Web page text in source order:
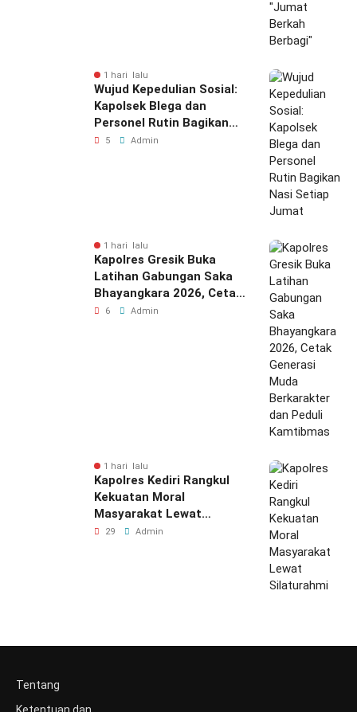
1 hari lalu
Wujud Kepedulian Sosial:
Kapolsek Blega dan
Personel Rutin Bagikan
Nasi Setiap Jumat
5 Admin
1 hari lalu
Kapolres Gresik Buka
Latihan Gabungan Saka
Bhayangkara 2026, Cetak
Generasi Muda
6 Admin
1 hari lalu
Kapolres Kediri Rangkul
Kekuatan Moral
Masyarakat Lewat
Silaturahmi
29 Admin
Tentang
Ketentuan dan